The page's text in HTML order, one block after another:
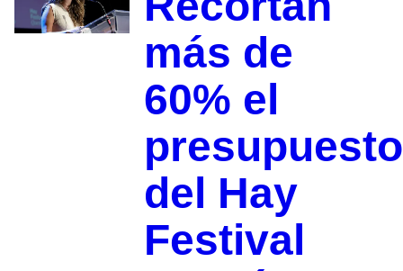
más de
60% el
presupuesto
del Hay
Festival